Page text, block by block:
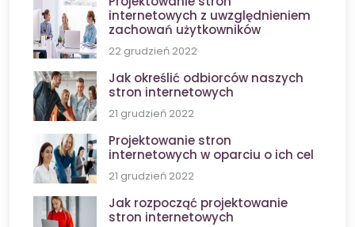
internetowych z uwzględnieniem
zachowań użytkowników
22 grudzień 2022
Jak określić odbiorców naszych
stron internetowych
21 grudzień 2022
Projektowanie stron
internetowych w oparciu o ich cel
21 grudzień 2022
Jak rozpocząć projektowanie
stron internetowych